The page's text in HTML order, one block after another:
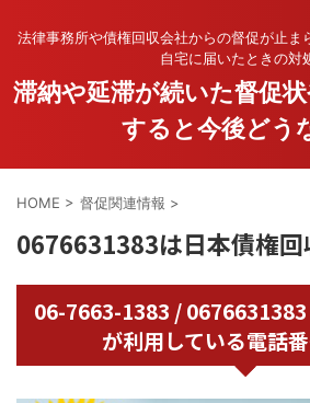
法律事務所や債権回収会社からの督促が止ま
自宅に届いたときの対
滞納や延滞が続いた督促
すると今後どう
HOME > 督促関連情報 >
0676631383は日本債権回
06-7663-1383 /
が利用している電話番